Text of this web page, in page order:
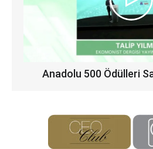
Anadolu 500 Ödülleri